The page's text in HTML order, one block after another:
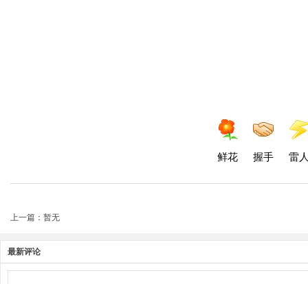
鲜花 握手 雷
上一篇：暂无
最新评论